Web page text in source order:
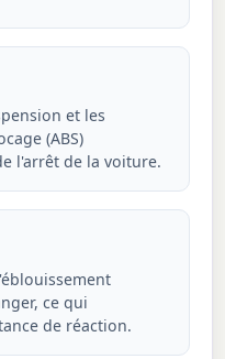
et les
(ABS)
l'arrêt de la voiture.
ce qui
de réaction.